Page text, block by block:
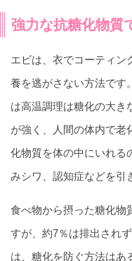
強力な抗糖化物質
エビは、衣でコーティン
養を逃がさない方法です
は高温調理は糖化の大き
が強く、人間の体内で老
化物質を体の中にいれる
みシワ、認知症などを引
食べ物から摂った糖化物
すが、約7％は排出され
は、糖化を防ぐ方法はあ